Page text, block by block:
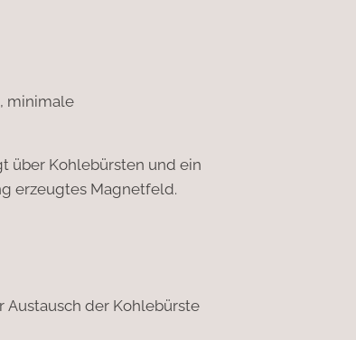
minimale
über Kohlebürsten und ein
erzeugtes Magnetfeld.
Austausch der Kohlebürste